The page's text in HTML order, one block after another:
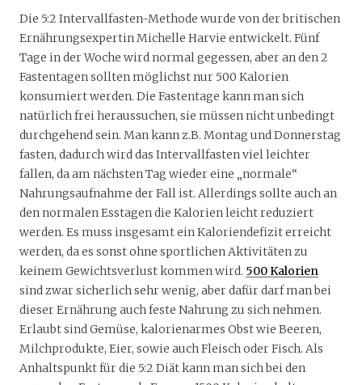
Die 5:2 Intervallfasten-Methode wurde von der britischen
Ernährungsexpertin Michelle Harvie entwickelt. Fünf
Tage in der Woche wird normal gegessen, aber an den 2
Fastentagen sollten möglichst nur 500 Kalorien
konsumiert werden. Die Fastentage kann man sich
natürlich frei heraussuchen, sie müssen nicht unbedingt
durchgehend sein. Man kann z.B. Montag und Donnerstag
fasten, dadurch wird das Intervallfasten viel leichter
fallen, da am nächsten Tag wieder eine „normale“
Nahrungsaufnahme der Fall ist. Allerdings sollte auch an
den normalen Esstagen die Kalorien leicht reduziert
werden. Es muss insgesamt ein Kaloriendefizit erreicht
werden, da es sonst ohne sportlichen Aktivitäten zu
keinem Gewichtsverlust kommen wird. 500 Kalorien
sind zwar sicherlich sehr wenig, aber dafür darf man bei
dieser Ernährung auch feste Nahrung zu sich nehmen.
Erlaubt sind Gemüse, kalorienarmes Obst wie Beeren,
Milchprodukte, Eier, sowie auch Fleisch oder Fisch. Als
Anhaltspunkt für die 5:2 Diät kann man sich bei den